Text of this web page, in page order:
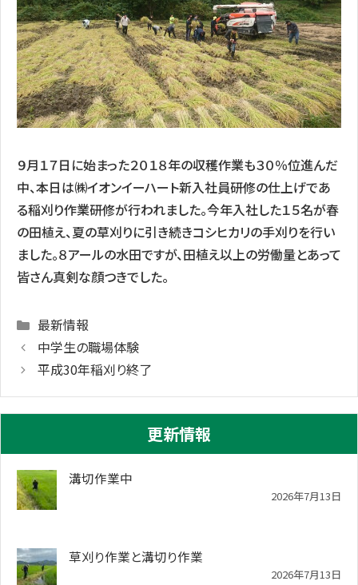
９月１７日に始まった２０１８年の収穫作業も３０％位進んだ
中、本日は㈱イオンイーハート新入社員研修の仕上げであ
る稲刈り作業研修が行われました。今年入社した１５名が春
の田植え、夏の草刈りに引き続きコシヒカリの手刈りを行い
ました。８アールの水田ですが、田植え以上の労働量とあって
皆さん真剣な顔つきでした。
Categories
最新情報
中学生の職場体験
平成30年稲刈り終了
更新情報
溝切作業中
2026年7月13日
草刈り作業と溝切り作業
2026年7月13日